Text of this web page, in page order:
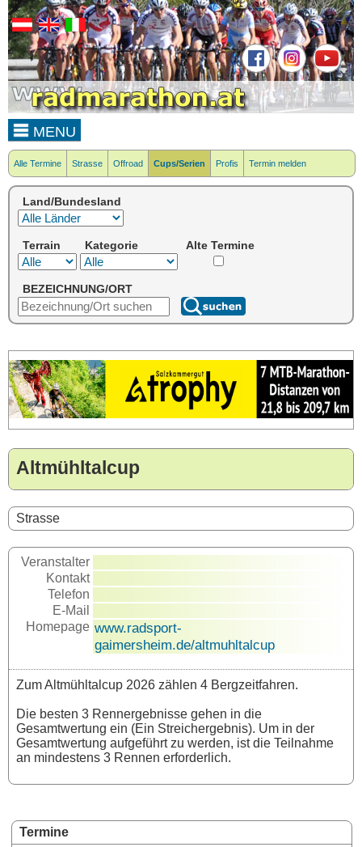
MENU
Alle Termine Strasse Offroad Cups/Serien Profis Termin melden
Land/Bundesland
Terrain Kategorie Alte Termine
BEZEICHNUNG/ORT
Altmühltalcup
Termine
Strasse
Veranstalter
Kontakt
Telefon
E-Mail
Homepage www.radsport-
gaimersheim.de/altmuhltalcup
Zum Altmühltalcup 2026 zählen 4 Bergzeitfahren.
Die besten 3 Rennergebnisse gehen in die
Gesamtwertung ein (Ein Streichergebnis). Um in der
Gesamtwertung aufgeführt zu werden, ist die Teilnahme
an mindestens 3 Rennen erforderlich.